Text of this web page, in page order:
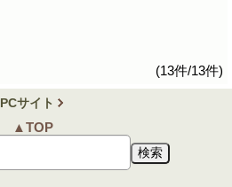
(13件/13件)
PCサイト
▲TOP